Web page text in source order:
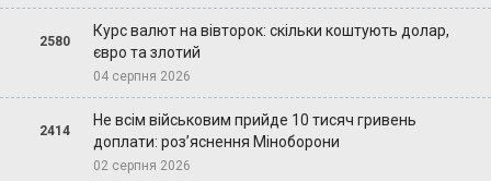
2580
Курс валют на вівторок: скільки коштують долар,
євро та злотий
04 серпня 2026
2414
Не всім військовим прийде 10 тисяч гривень
доплати: роз’яснення Міноборони
02 серпня 2026